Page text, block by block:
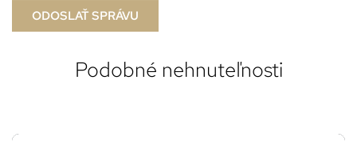
Podobné nehnuteľnosti